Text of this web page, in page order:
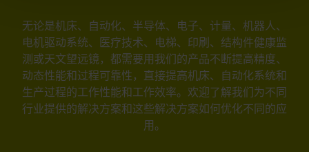
无论是机床、自动化、半导体、电子、计量、机器人、
电机驱动系统、医疗技术、电梯、印刷、结构件健康监
测或天文望远镜，都需要用我们的产品不断提高精度、
动态性能和过程可靠性，直接提高机床、自动化系统和
生产过程的工作性能和工作效率。欢迎了解我们为不同
行业提供的解决方案和这些解决方案如何优化不同的应
用。